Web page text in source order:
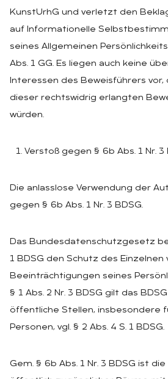
KunstUrhG und verletzt den
auf Informationelle
seines Allgemeinen
Abs. 1 GG. Es liegen auch keine
Interessen des Beweisführers vor,
dieser rechtswidrig erlangten
würden.
Verstoß gegen § 6b Abs. 1 Nr. 3
Die anlasslose Verwendung der
gegen § 6b Abs. 1 Nr. 3 BDSG.
Das Bundesdatenschutzgesetz
1 BDSG den Schutz des Einzelnen
Beeinträchtigungen seines
§ 1 Abs. 2 Nr. 3 BDSG gilt das
öffentliche Stellen, insbesondere
Personen, vgl. § 2 Abs. 4 S. 1 BDSG.
Gem. § 6b Abs. 1 Nr. 3 BDSG ist